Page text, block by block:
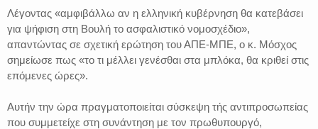
Λέγοντας «αμφιβάλλω αν η ελληνική κυβέρνηση θα κατεβάσει
για ψήφιση στη Βουλή το ασφαλιστικό νομοσχέδιο»,
απαντώντας σε σχετική ερώτηση του ΑΠΕ-ΜΠΕ, ο κ. Μόσχος
σημείωσε πως «το τι μέλλει γενέσθαι στα μπλόκα, θα κριθεί στις
επόμενες ώρες».
Αυτήν την ώρα πραγματοποιείται σύσκεψη τής αντιπροσωπείας
που συμμετείχε στη συνάντηση με τον πρωθυπουργό,